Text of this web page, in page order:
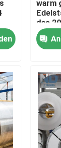
in Verbindung
Spule
Spule
warm
das